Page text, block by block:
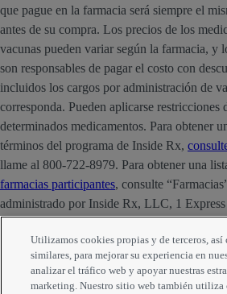
que pague en la farmacia será siempre el
antes de su compra. Los precios de los
vacunas pueden variar según la farmacia, y
son responsables de pagar el costo con
incluidos los cargos por administración de
corresponda. Pueden aplicarse restricciones
determinados medicamentos. Para obtener
términos del programa de Inside Rx,
llame al 800-722-8979. Para obtener una
farmacias participantes, consulte
administrado por Inside Rx, LLC, 1
Strategic Development, Inc.
Utilizamos cookies propias y de terceros,
similares, para mejorar su experiencia en
analizar el tráfico web y apoyar nuestras
marketing. Nuestro sitio web también utiliza